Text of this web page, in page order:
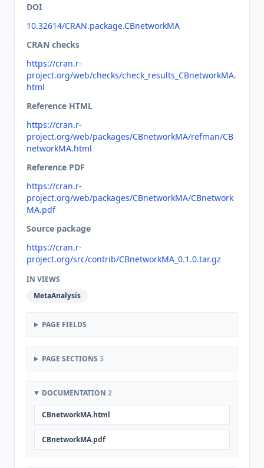
DOI
10.32614/CRAN.package.CBnetworkMA
CRAN checks
https://cran.r-
project.org/web/checks/check_results_CBnetworkMA.
html
Reference HTML
https://cran.r-
project.org/web/packages/CBnetworkMA/refman/CB
networkMA.html
Reference PDF
https://cran.r-
project.org/web/packages/CBnetworkMA/CBnetwork
MA.pdf
Source package
https://cran.r-
project.org/src/contrib/CBnetworkMA_0.1.0.tar.gz
IN VIEWS
MetaAnalysis
PAGE FIELDS
PAGE SECTIONS 3
DOCUMENTATION 2
CBnetworkMA.html
CBnetworkMA.pdf